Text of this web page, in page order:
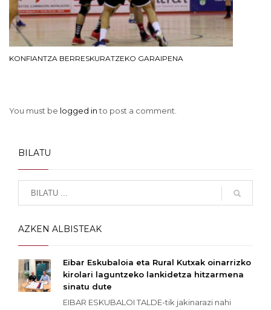
KONFIANTZA BERRESKURATZEKO GARAIPENA
You must be logged into post a comment.
BILATU
AZKEN ALBISTEAK
Eibar Eskubaloia eta Rural Kutxak oinarrizko
kirolari laguntzeko lankidetza hitzarmena
sinatu dute
EIBAR ESKUBALOI TALDE-tik jakinarazi nahi